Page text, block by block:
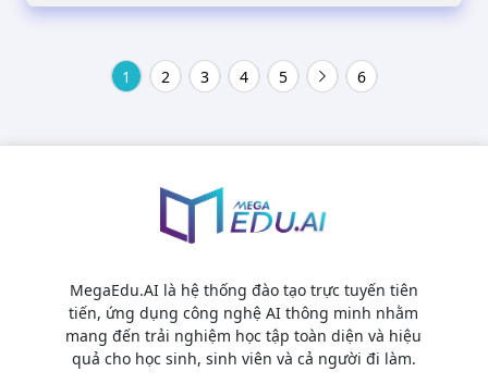
1 2 3 4 5 6
MegaEdu.AI là hệ thống đào tạo trực tuyến tiên
tiến, ứng dụng công nghệ AI thông minh nhằm
mang đến trải nghiệm học tập toàn diện và hiệu
quả cho học sinh, sinh viên và cả người đi làm.